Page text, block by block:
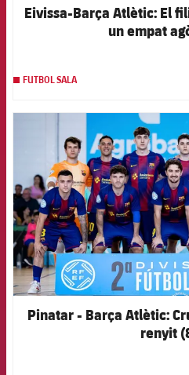
Eivissa-Barça Atlètic: El
un empat
FUTBOL SALA
Pinatar - Barça Atlètic:
renyit